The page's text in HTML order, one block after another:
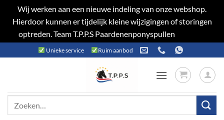
Wij werken aan een nieuwe indeling van onze webshop.
Hierdoor kunnen er tijdelijk kleine wijzigingen of storingen
optreden. Team T.P.P.S Paardenenponyspullen
naar
Unieke service Ruim aanbod